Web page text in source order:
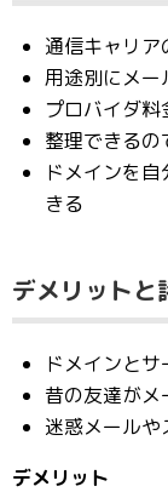
通信キャリ
用途別にメー
プロバイダ料
整理できる
ドメインを
きる
デメリットと
ドメインと
昔の友達がメ
迷惑メール
デメリット